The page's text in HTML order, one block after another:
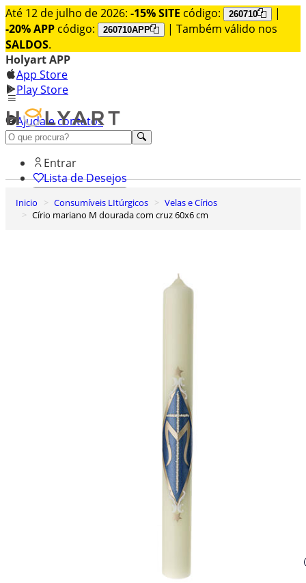
Até 12 de julho de 2026: -15% SITE código: 260710
|
-20% APP código: 260710APP
| Também válido nos
SALDOS.
Holyart APP
App Store
Play Store
Ajuda e contatos
Conheça premium
Entrar
Lista de Desejos
0
Carrinho de Compras
Inicio Consumíveis LItúrgicos
Velas e Círios
Círio mariano M dourada com cruz 60x6 cm